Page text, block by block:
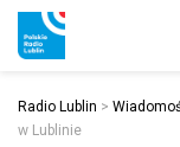
Radio Lublin >
w Lublinie